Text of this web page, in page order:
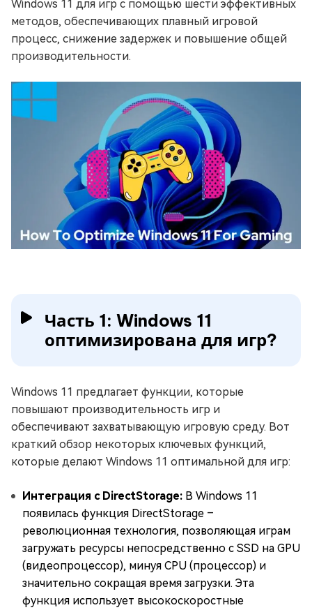
Windows 11 для игр с помощью шести эффективных
методов, обеспечивающих плавный игровой
процесс, снижение задержек и повышение общей
производительности.
Часть 1: Windows 11
оптимизирована для игр?
Windows 11 предлагает функции, которые
повышают производительность игр и
обеспечивают захватывающую игровую среду. Вот
краткий обзор некоторых ключевых функций,
которые делают Windows 11 оптимальной для игр:
Интеграция с DirectStorage: В Windows 11
появилась функция DirectStorage –
революционная технология, позволяющая играм
загружать ресурсы непосредственно с SSD на GPU
(видеопроцессор), минуя CPU (процессор) и
значительно сокращая время загрузки. Эта
функция использует высокоскоростные